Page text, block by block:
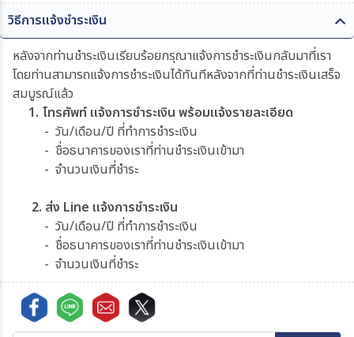
วิธีการแจ้งชำระเงิน
หลังจากท่านชำระเงินเรียบร้อยกรุณาแจ้งการชำระเงินกลับมาที่เรา
โดยท่านสามารถแจ้งการชำระเงินได้ทันทีหลังจากที่ท่านชำระเงินเสร็จ
สมบูรณ์แล้ว
1. โทรศัพท์ แจ้งการชำระเงิน พร้อมแจ้งรายละเอียด
- วัน/เดือน/ปี ที่ทำการชำระเงิน
- ชื่อธนาคารของเราที่ท่านชำระเงินเข้ามา
- จำนวนเงินที่ชำระ
2. ส่ง Line แจ้งการชำระเงิน
- วัน/เดือน/ปี ที่ทำการชำระเงิน
- ชื่อธนาคารของเราที่ท่านชำระเงินเข้ามา
- จำนวนเงินที่ชำระ